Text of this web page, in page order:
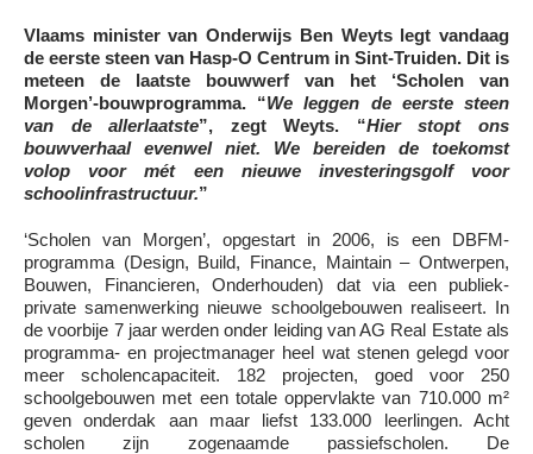
Vlaams minister van Onderwijs Ben Weyts legt vandaag
de eerste steen van Hasp-O Centrum in Sint-Truiden. Dit is
meteen de laatste bouwwerf van het ‘Scholen van
Morgen’-bouwprogramma. “We leggen de eerste steen
van de allerlaatste”, zegt Weyts. “Hier stopt ons
bouwverhaal evenwel niet. We bereiden de toekomst
volop voor mét een nieuwe investeringsgolf voor
schoolinfrastructuur.”
‘Scholen van Morgen’, opgestart in 2006, is een DBFM-
programma (Design, Build, Finance, Maintain – Ontwerpen,
Bouwen, Financieren, Onderhouden) dat via een publiek-
private samenwerking nieuwe schoolgebouwen realiseert. In
de voorbije 7 jaar werden onder leiding van AG Real Estate als
programma- en projectmanager heel wat stenen gelegd voor
meer scholencapaciteit. 182 projecten, goed voor 250
schoolgebouwen met een totale oppervlakte van 710.000 m²
geven onderdak aan maar liefst 133.000 leerlingen. Acht
scholen zijn zogenaamde passiefscholen. De